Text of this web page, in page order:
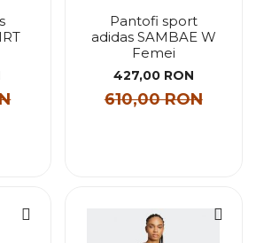
Pantofi sport
adidas SAMBAE W
Femei
427,00 RON
610,00 RON